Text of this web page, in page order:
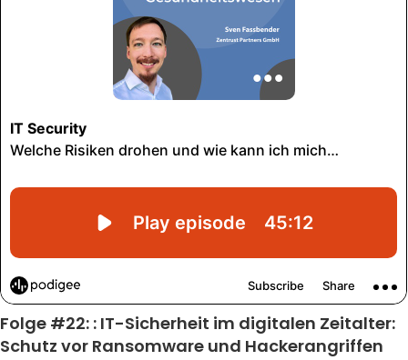
Folge #22: : IT-Sicherheit im digitalen Zeitalter:
Schutz vor Ransomware und Hackerangriffen